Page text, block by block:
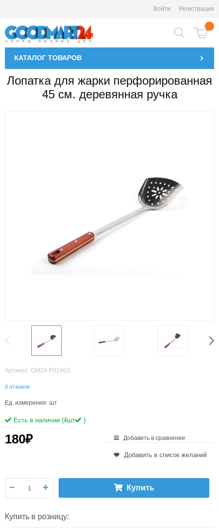
Войти Регистрация
КАТАЛОГ ТОВАРОВ
Лопатка для жарки перфорированная
45 см. деревянная ручка
Артикул: GM24-P01963
0 отзывов
Ед. измерения: шт
Есть в наличии (4шт )
180₽ Добавить в сравнение
Добавить в список желаний
Купить
Купить в розницу: